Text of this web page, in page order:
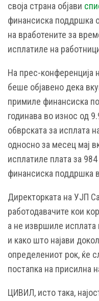
своја страна објави
финансиска поддршка
на вработените за
исплатиле на
На прес-конференција
беше објавено дека
примиле финансиска
годинава во износ од
обврската за исплата
односно за месец мај
исплатиле плата за
финансиска поддршка
Директорката на УЈП
работодавачите кои
а не извршиле
и како што најави
определениот рок, ќе
постапка на присилна
ЦИВИЛ, исто така,